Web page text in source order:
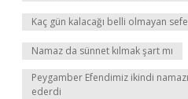
Kaç gün kalacağı belli olmayan
Namaz da sünnet kılmak şart mı
Peygamber Efendimiz ikindi
ederdi